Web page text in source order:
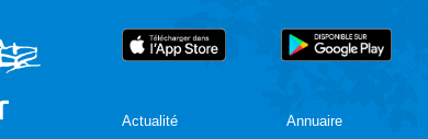
Actualité
Annuaire